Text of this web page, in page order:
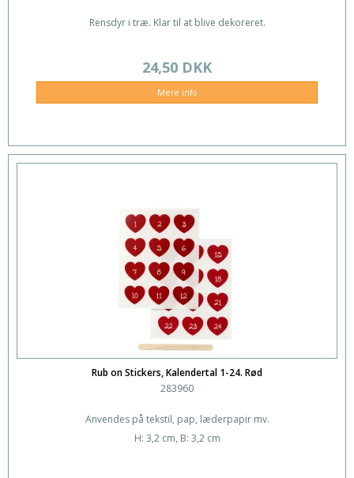
Rensdyr i træ. Klar til at blive dekoreret.
24,50 DKK
Mere info
Rub on Stickers, Kalendertal 1-24. Rød
283960
Anvendes på tekstil, pap, læderpapir mv.
H: 3,2 cm, B: 3,2 cm